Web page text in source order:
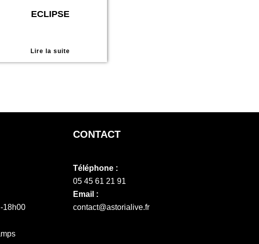
ECLIPSE
Lire la suite
18h00
CONTACT
Téléphone :
05 45 61 21 91
Email :
contact@astorialive.fr